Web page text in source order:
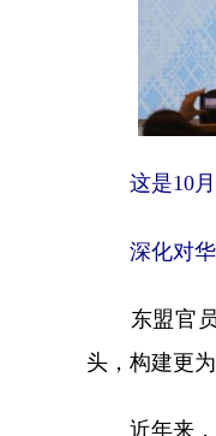
这是10月9
深化对
东盟官员
头，构建更
近年来，中